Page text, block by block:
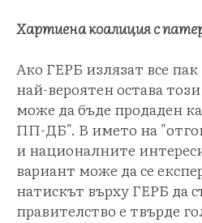
Хартиена коалиция с
Ако ГЕРБ излязат все
най-вероятен остава
може да бъде продаден
ПП-ДБ". В името на
и националните
вариант може да се
натискът върху ГЕРБ да
правителство е твърде